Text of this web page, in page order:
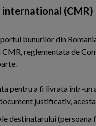
bunurilor din
reglementata de
pentru a fi livrata intr-
justificativ,
destinatarului (persoana